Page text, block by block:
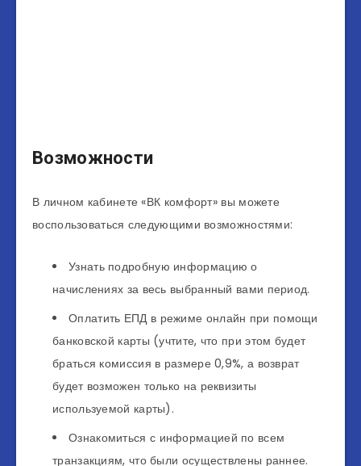
Возможности
В личном кабинете «ВК комфорт» вы можете
воспользоваться следующими возможностями:
Узнать подробную информацию о
начислениях за весь выбранный вами период.
Оплатить ЕПД в режиме онлайн при помощи
банковской карты (учтите, что при этом будет
браться комиссия в размере 0,9%, а возврат
будет возможен только на реквизиты
используемой карты).
Ознакомиться с информацией по всем
транзакциям, что были осуществлены раннее.